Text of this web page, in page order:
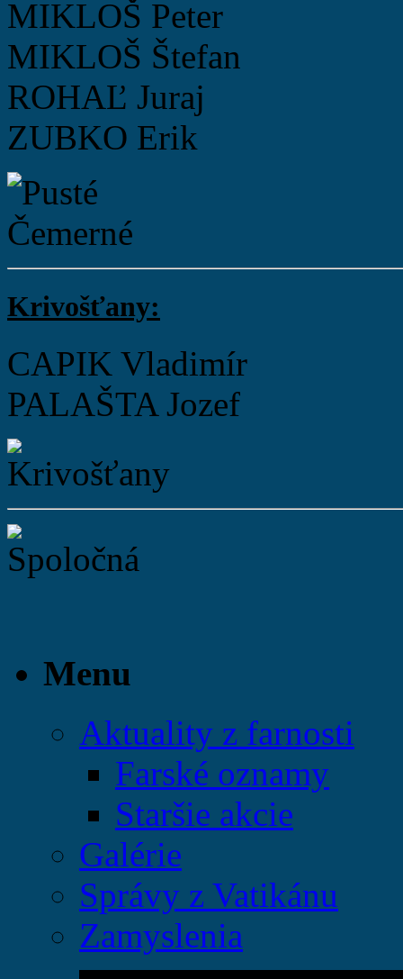
MIKLOŠ Peter
MIKLOŠ Štefan
ROHAĽ Juraj
ZUBKO Erik
Krivošťany:
CAPIK Vladimír
PALAŠTA Jozef
Menu
Aktuality z farnosti
Farské oznamy
Staršie akcie
Galérie
Správy z Vatikánu
Zamyslenia